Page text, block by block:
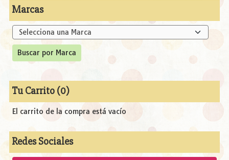
Marcas
Tu Carrito (0)
El carrito de la compra está vacío
Redes Sociales